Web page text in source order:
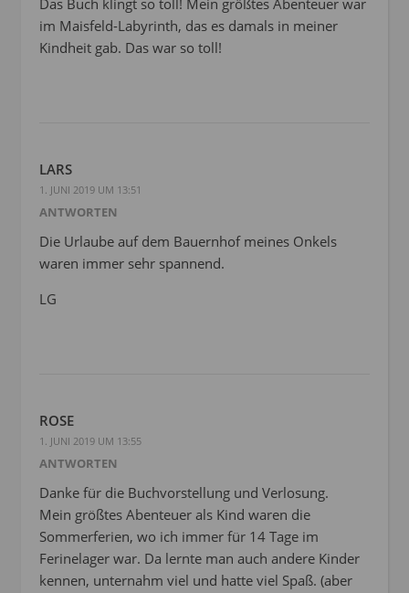
im Maisfeld-Labyrinth, das es damals in meiner
Kindheit gab. Das war so toll!
LARS
1. JUNI 2019 UM 13:51
ANTWORTEN
Die Urlaube auf dem Bauernhof meines Onkels
waren immer sehr spannend.
LG
ROSE
1. JUNI 2019 UM 13:55
ANTWORTEN
Danke für die Buchvorstellung und Verlosung.
Mein größtes Abenteuer als Kind waren die
Sommerferien, wo ich immer für 14 Tage im
Ferinelager war. Da lernte man auch andere Kinder
kennen, unternahm viel und hatte viel Spaß. (aber